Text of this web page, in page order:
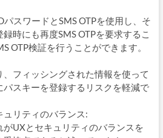
パスワードとSMS OTPを使用し、そ
時にも再度SMS OTPを要求するこ
OTP検証を行うことができます。
、フィッシングされた情報を使って
パスキーを登録するリスクを軽減で
リティのバランス:
がUXとセキュリティのバランスを